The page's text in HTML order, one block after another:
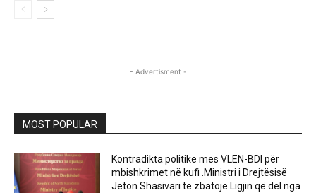
- Advertisment -
MOST POPULAR
Kontradikta politike mes VLEN-BDI për
mbishkrimet në kufi .Ministri i Drejtësisë
Jeton Shasivari të zbatojë Ligjin që del nga